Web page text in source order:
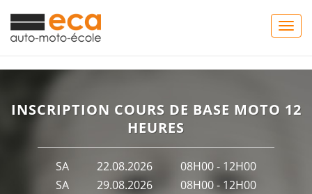
INSCRIPTION COURS DE BASE MOTO 12
HEURES
SA 22.08.2026
08H00 - 12H00
SA
29.08.2026 08H00 - 12H00